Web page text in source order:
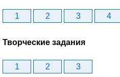
1 2 3 4
Творческие задания
1 2 3